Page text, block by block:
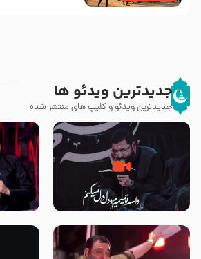
جدیدترین ویدئو ها
جدیدترین ویدئو و کلیپ های منتشر شده
مصداق کربلا – حاج حسین سیب
سرخی
شور ،